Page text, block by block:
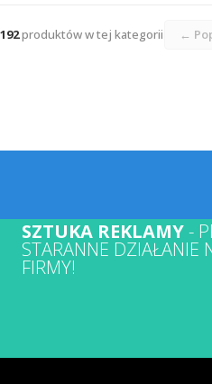
192produktów w tej kategorii ←
SZTUKA REKLAMY-
STARANNE DZIAŁANIE
FIRMY!